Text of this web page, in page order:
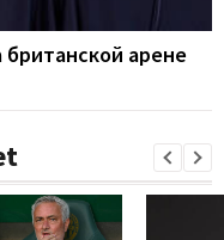
арене